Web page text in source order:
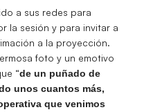
a sus redes para
la sesión y para invitar a
a la proyección.
foto y un emotivo
“de un puñado de
unos cuantos más,
que venimos